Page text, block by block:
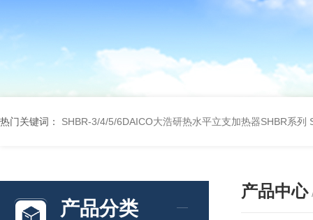
热门关键词： SHBR-3/4/5/6DAICO大浩研热水平立支加热器SHBR系列
产品分类
产品中心